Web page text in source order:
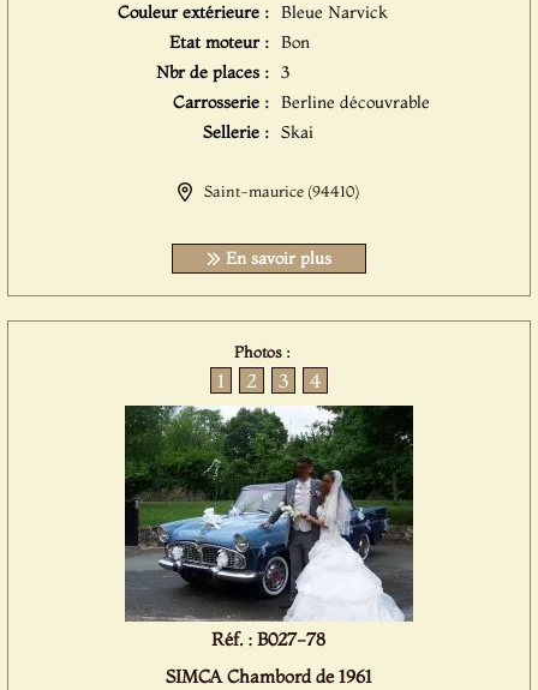
Couleur extérieure : Bleue Narvick
Etat moteur : Bon
Nbr de places : 3
Carrosserie : Berline découvrable
Sellerie : Skai
Saint-maurice (94410)
En savoir plus
Photos :
1 2 3 4
Réf. : B027-78
SIMCA Chambord de 1961